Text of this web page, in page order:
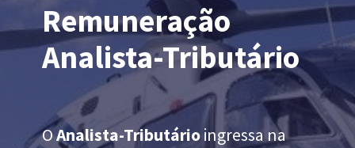
Remuneração
Analista-Tributário
OAnalista-Tributárioingressa na